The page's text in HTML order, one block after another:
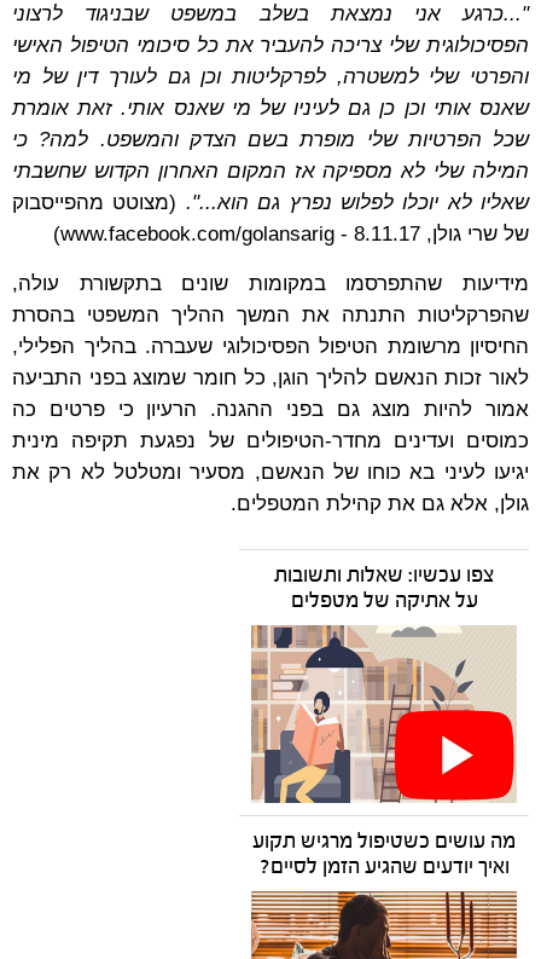
"...כרגע אני נמצאת בשלב במשפט שבניגוד לרצוני
הפסיכולוגית שלי צריכה להעביר את כל סיכומי הטיפול האישי
והפרטי שלי למשטרה, לפרקליטות וכן גם לעורך דין של מי
שאנס אותי וכן כן גם לעיניו של מי שאנס אותי. זאת אומרת
שכל הפרטיות שלי מופרת בשם הצדק והמשפט. למה? כי
המילה שלי לא מספיקה אז המקום האחרון הקדוש שחשבתי
שאליו לא יוכלו לפלוש נפרץ גם הוא...". (מצוטט מהפייסבוק
של שרי גולן, 8.11.17 - www.facebook.com/golansarig)
מידיעות שהתפרסמו במקומות שונים בתקשורת עולה,
שהפרקליטות התנתה את המשך ההליך המשפטי בהסרת
החיסיון מרשומת הטיפול הפסיכולוגי שעברה. בהליך הפלילי,
לאור זכות הנאשם להליך הוגן, כל חומר שמוצג בפני התביעה
אמור להיות מוצג גם בפני ההגנה. הרעיון כי פרטים כה
כמוסים ועדינים מחדר-הטיפולים של נפגעת תקיפה מינית
יגיעו לעיני בא כוחו של הנאשם, מסעיר ומטלטל לא רק את
גולן, אלא גם את קהילת המטפלים.
צפו עכשיו: שאלות ותשובות
על אתיקה של מטפלים
מה עושים כשטיפול מרגיש תקוע
ואיך יודעים שהגיע הזמן לסיים?